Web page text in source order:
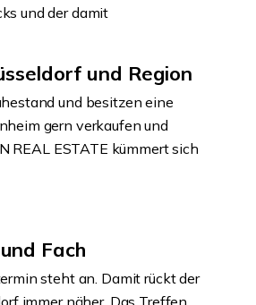
und der damit
und Region
und besitzen eine
gern verkaufen und
REAL ESTATE kümmert sich
Fach
steht an. Damit rückt der
immer näher. Das Treffen